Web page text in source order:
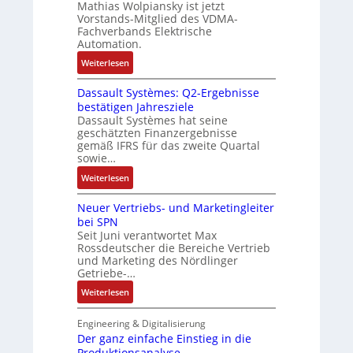
u
n
d
A
n
l
a
g
e
n
s
i
t
i
v
e
M
o
r
n
-
K
i
t
E
n
c
o
d
e
r
a
s
e
r
i
a
n
g
l
a
t
o
n
T
-
R
ü
c
k
g
r
a
t
r
F
b
r
i
k
Mathias Wolpiansky ist jetzt
Vorstands-Mitglied des VDMA-
Fachverbands Elektrische
Automation.
Weiterlesen:
R
o
s
e
S
y
s
t
e
m
e
c
i
-
G
Dassault Systèmes: Q2-Ergebnisse
bestätigen Jahresziele
Dassault Systèmes hat seine
geschätzten Finanzergebnisse
gemäß IFRS für das zweite Quartal
sowie…
Weiterlesen:
D
a
s
a
u
l
t
S
y
s
Neuer Vertriebs- und Marketingleiter
bei SPN
Seit Juni verantwortet Max
Rossdeutscher die Bereiche Vertrieb
und Marketing des Nördlinger
Getriebe-…
Weiterlesen:
N
e
u
Engineering & Digitalisierung
Der ganz einfache Einstieg in die